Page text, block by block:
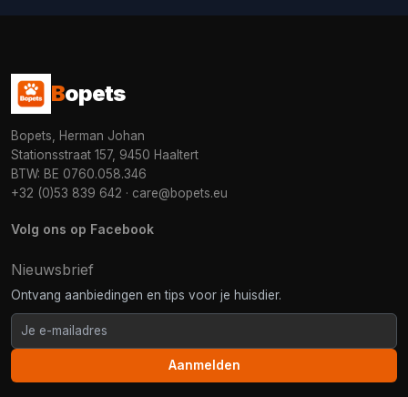
Bopets
Bopets, Herman Johan
Stationsstraat 157, 9450 Haaltert
BTW: BE 0760.058.346
+32 (0)53 839 642 · care@bopets.eu
Volg ons op Facebook
Nieuwsbrief
Ontvang aanbiedingen en tips voor je huisdier.
Aanmelden